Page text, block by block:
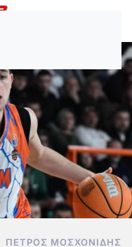
ΠΈΤΡΟΣ ΜΟΣΧΟΝΊΔΗΣ